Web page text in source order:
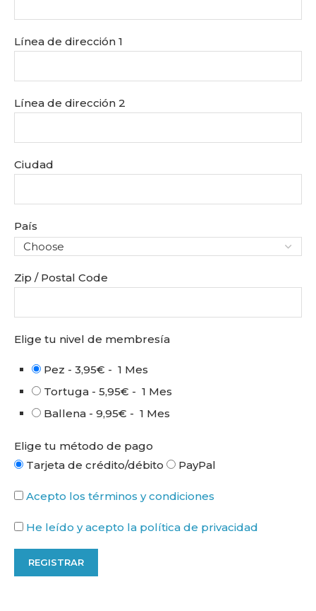
Línea de dirección 1
Línea de dirección 2
Ciudad
País
Zip / Postal Code
Elige tu nivel de membresía
Pez - 3,95€ - 1 Mes
Tortuga - 5,95€ - 1 Mes
Ballena - 9,95€ - 1 Mes
Elige tu método de pago
Tarjeta de crédito/débito
PayPal
Acepto los términos y condiciones
He leído y acepto la política de privacidad